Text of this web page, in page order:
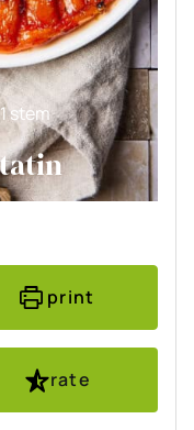
stem
print
rate